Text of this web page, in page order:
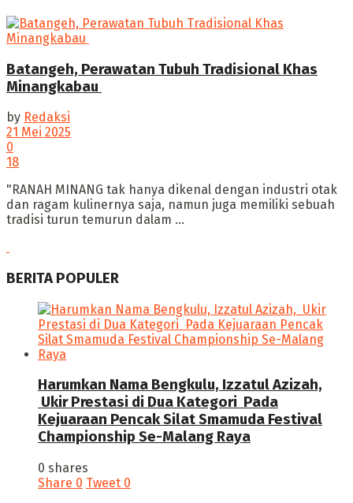
‎Batangeh, Perawatan Tubuh Tradisional Khas
Minangkabau ‎
by Redaksi
21 Mei 2025
0
18
"‎RANAH MINANG tak hanya dikenal dengan industri otak
dan ragam kulinernya saja, namun juga memiliki sebuah
tradisi turun temurun dalam ...
BERITA POPULER
Harumkan Nama Bengkulu, Izzatul Azizah,
Ukir Prestasi di Dua Kategori Pada
Kejuaraan Pencak Silat Smamuda Festival
Championship Se-Malang Raya
0 shares
Share 0 Tweet 0